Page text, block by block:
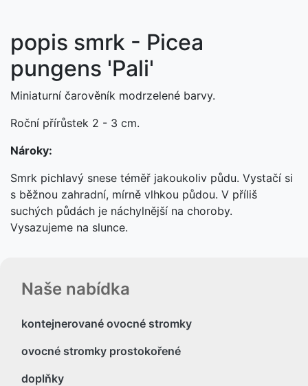
Naše nabídka
kontejnerované ovocné stromky
ovocné stromky prostokořené
doplňky
popis smrk - Picea
pungens 'Pali'
Miniaturní čarověník modrzelené barvy.
Roční přírůstek 2 - 3 cm.
Nároky:
Smrk pichlavý snese téměř jakoukoliv půdu. Vystačí si
s běžnou zahradní, mírně vlhkou půdou. V příliš
suchých půdách je náchylnější na choroby.
Vysazujeme na slunce.